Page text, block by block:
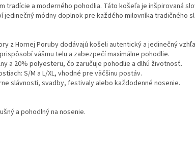
tradície a moderného pohodlia. Táto košeľa je inšpirovaná
jedinečný módny doplnok pre každého milovníka tradičného
z Hornej Poruby dodávajú košeli autentický a jedinečný
vášmu telu a zabezpečí maximálne pohodlie.
a 20% polyesteru, čo zaručuje pohodlie a dlhú životnosť.
S/M a L/XL, vhodné pre väčšinu postáv.
slávnosti, svadby, festivaly alebo každodenné nosenie.
a pohodlný na nosenie.